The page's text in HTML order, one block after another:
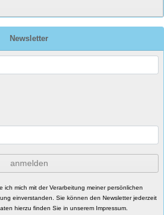
Newsletter
anmelden
ich mich mit der Verarbeitung meiner persönlichen
einverstanden. Sie können den Newsletter jederzeit
hierzu finden Sie in unserem Impressum.